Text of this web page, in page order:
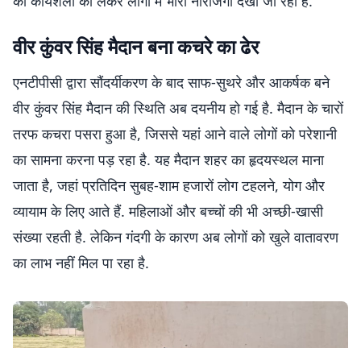
वीर कुंवर सिंह मैदान बना कचरे का ढेर
एनटीपीसी द्वारा सौंदर्यीकरण के बाद साफ-सुथरे और आकर्षक बने
वीर कुंवर सिंह मैदान की स्थिति अब दयनीय हो गई है. मैदान के चारों
तरफ कचरा पसरा हुआ है, जिससे यहां आने वाले लोगों को परेशानी
का सामना करना पड़ रहा है. यह मैदान शहर का हृदयस्थल माना
जाता है, जहां प्रतिदिन सुबह-शाम हजारों लोग टहलने, योग और
व्यायाम के लिए आते हैं. महिलाओं और बच्चों की भी अच्छी-खासी
संख्या रहती है. लेकिन गंदगी के कारण अब लोगों को खुले वातावरण
का लाभ नहीं मिल पा रहा है.